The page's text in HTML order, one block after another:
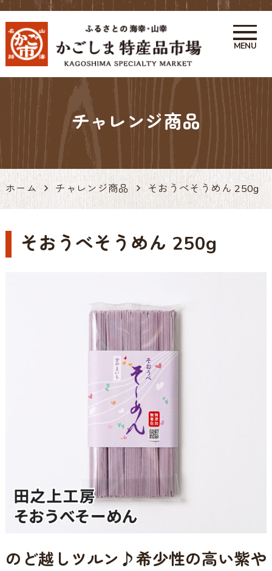
かごしま特産品市場 かご市 鹿
児島の特産品・お土産アンテナ
MENU
チャレンジ商品
ホーム チャレンジ商品 そおうべそうめん 250g
そおうべそうめん 250g
のど越しツルン♪希少性の高い紫や